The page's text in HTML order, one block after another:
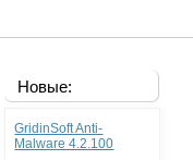
Новые:
GridinSoft Anti-
Malware 4.2.100